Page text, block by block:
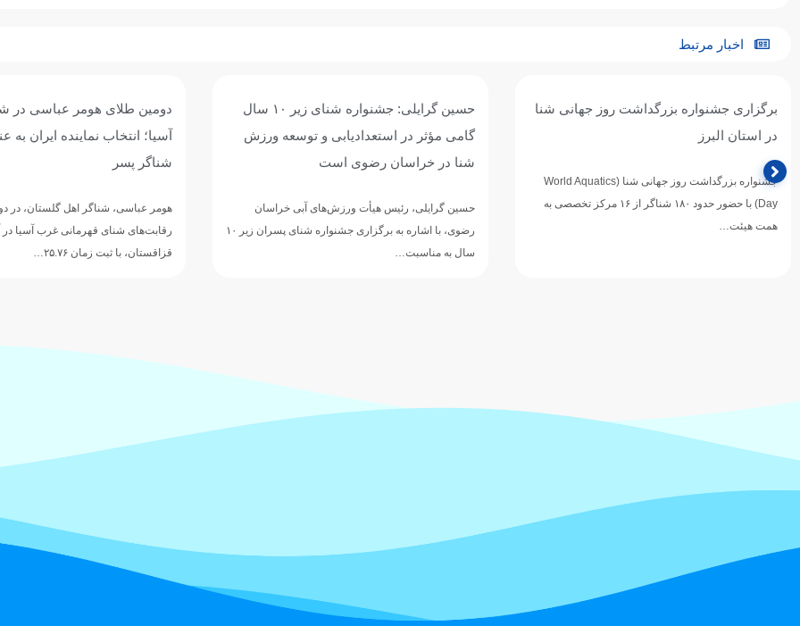
اخبار مرتبط
برگزاری جشنواره بزرگداشت روز جهانی شنا
در استان البرز
جشنواره بزرگداشت روز جهانی شنا (World Aquatics
Day) با حضور حدود ۱۸۰ شناگر از ۱۶ مرکز تخصصی به
همت هیئت…
حسین گرایلی: جشنواره شنای زیر ۱۰ سال
گامی مؤثر در استعدادیابی و توسعه ورزش
شنا در خراسان رضوی است
حسین گرایلی، رئیس هیأت ورزش‌های آبی خراسان
رضوی، با اشاره به برگزاری جشنواره شنای پسران زیر ۱۰
سال به مناسبت…
دومین طلای هومر عباسی در
آسیا؛ انتخاب نماینده ایران به
شناگر پسر
هومر عباسی، شناگر اهل گلستان، در
رقابت‌های شنای قهرمانی غرب آسیا در
قزاقستان، با ثبت زمان ۲۵.۷۶…